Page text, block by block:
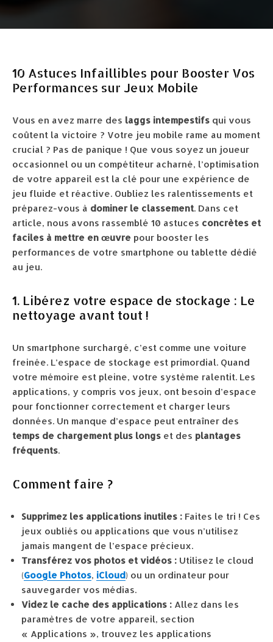
10 Astuces Infaillibles pour Booster Vos
Performances sur Jeux Mobile
Vous en avez marre des laggs intempestifs qui vous
coûtent la victoire ? Votre jeu mobile rame au moment
crucial ? Pas de panique ! Que vous soyez un joueur
occasionnel ou un compétiteur acharné, l’optimisation
de votre appareil est la clé pour une expérience de
jeu fluide et réactive. Oubliez les ralentissements et
préparez-vous à dominer le classement. Dans cet
article, nous avons rassemblé 10 astuces concrètes et
faciles à mettre en œuvre pour booster les
performances de votre smartphone ou tablette dédié
au jeu.
1. Libérez votre espace de stockage : Le
nettoyage avant tout !
Un smartphone surchargé, c’est comme une voiture
freinée. L’espace de stockage est primordial. Quand
votre mémoire est pleine, votre système ralentit. Les
applications, y compris vos jeux, ont besoin d’espace
pour fonctionner correctement et charger leurs
données. Un manque d’espace peut entraîner des
temps de chargement plus longs et des plantages
fréquents.
Comment faire ?
Supprimez les applications inutiles : Faites le tri ! Ces
jeux oubliés ou applications que vous n’utilisez
jamais mangent de l’espace précieux.
Transférez vos photos et vidéos : Utilisez le cloud
(Google Photos, iCloud) ou un ordinateur pour
sauvegarder vos médias.
Videz le cache des applications : Allez dans les
paramètres de votre appareil, section
« Applications », trouvez les applications